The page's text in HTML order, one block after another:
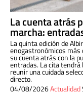
La cuenta atrás
marcha:
La quinta edición de
enogastronómicos más
su cuenta atrás con la
entradas. La cita
reunir una cuidada
directo.
04/08/2026Actualidad